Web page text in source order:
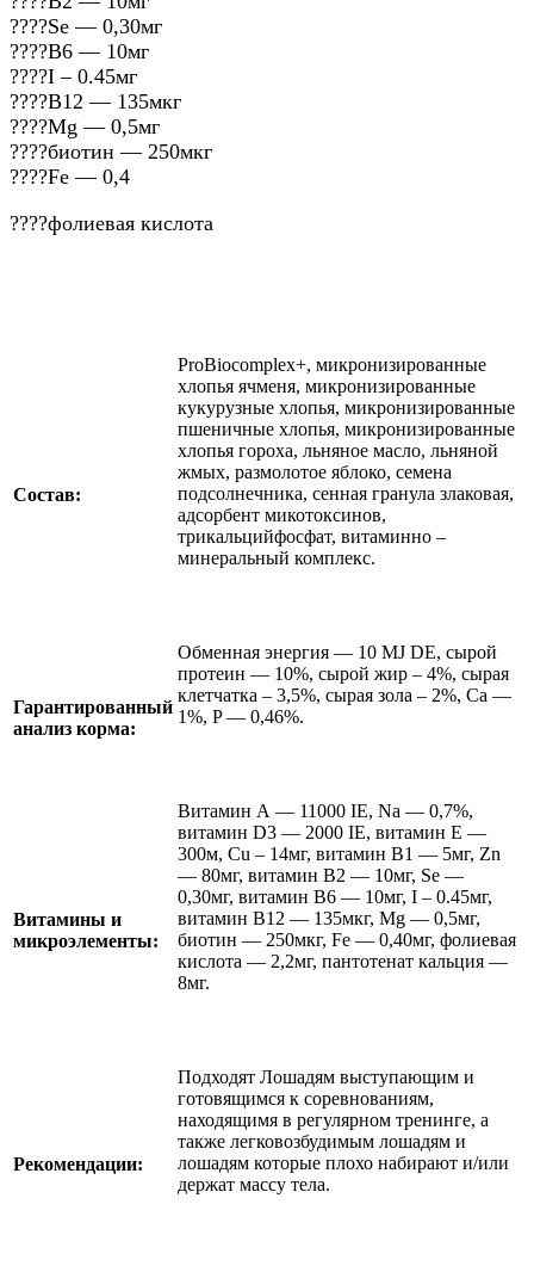
????️Se — 0,30мг
????️В6 — 10мг
????️I – 0.45мг
????️В12 — 135мкг
????️Mg — 0,5мг
????️биотин — 250мкг
????️Fe — 0,4
????️фолиевая кислота
Состав:
ProBiocomplex+, микронизированные
хлопья ячменя, микронизированные
кукурузные хлопья, микронизированные
пшеничные хлопья, микронизированные
хлопья гороха, льняное масло, льняной
жмых, размолотое яблоко, семена
подсолнечника, сенная гранула злаковая,
адсорбент микотоксинов,
трикальцийфосфат, витаминно –
минеральный комплекс.
Гарантированный
анализ корма:
Обменная энергия — 10 MJ DE, сырой
протеин — 10%, сырой жир – 4%, сырая
клетчатка – 3,5%, сырая зола – 2%, Cа —
1%, P — 0,46%.
Витамины и
микроэлементы:
Витамин А — 11000 IE, Na — 0,7%,
витамин D3 — 2000 IE, витамин Е —
300м, Cu – 14мг, витамин В1 — 5мг, Zn
— 80мг, витамин В2 — 10мг, Se —
0,30мг, витамин В6 — 10мг, I – 0.45мг,
витамин В12 — 135мкг, Mg — 0,5мг,
биотин — 250мкг, Fe — 0,40мг, фолиевая
кислота — 2,2мг, пантотенат кальция —
8мг.
Рекомендации:
Подходят Лошадям выступающим и
готовящимся к соревнованиям,
находящимя в регулярном тренинге, а
также легковозбудимым лошадям и
лошадям которые плохо набирают и/или
держат массу тела.